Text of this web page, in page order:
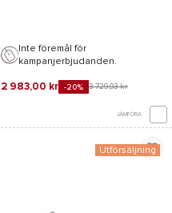
Inte föremål för
kampanjerbjudanden.
2 983,00 kr -20% 3 729,93 kr
JÄMFÖRA
Utförsäljning